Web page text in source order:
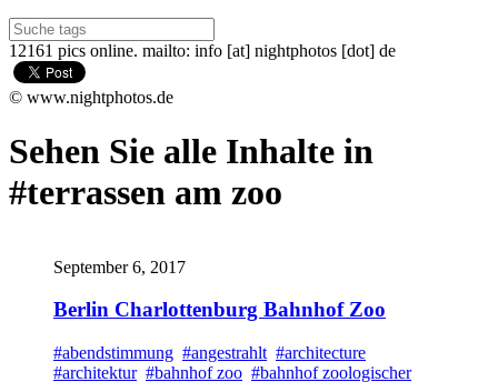
12161 pics online. mailto: info [at] nightphotos [dot] de
© www.nightphotos.de
Sehen Sie alle Inhalte in
#terrassen am zoo
September 6, 2017
Berlin Charlottenburg Bahnhof Zoo
#abendstimmung #angestrahlt #architecture
#architektur #bahnhof zoo #bahnhof zoologischer